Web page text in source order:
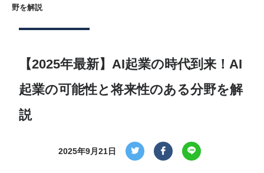
野を解説
【2025年最新】AI起業の時代到来！AI
起業の可能性と将来性のある分野を解
説
2025年9月21日